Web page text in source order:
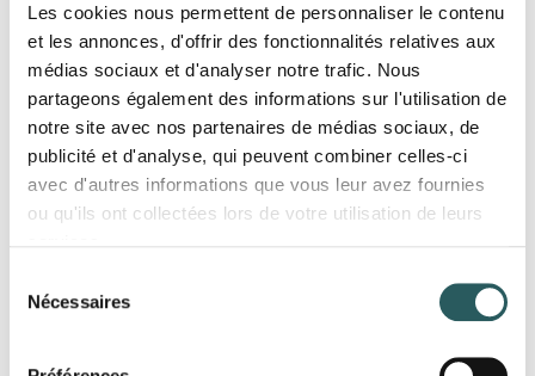
Les cookies nous permettent de personnaliser le contenu
et les annonces, d'offrir des fonctionnalités relatives aux
médias sociaux et d'analyser notre trafic. Nous
partageons également des informations sur l'utilisation de
notre site avec nos partenaires de médias sociaux, de
publicité et d'analyse, qui peuvent combiner celles-ci
avec d'autres informations que vous leur avez fournies
ou qu'ils ont collectées lors de votre utilisation de leurs
Nécessaires